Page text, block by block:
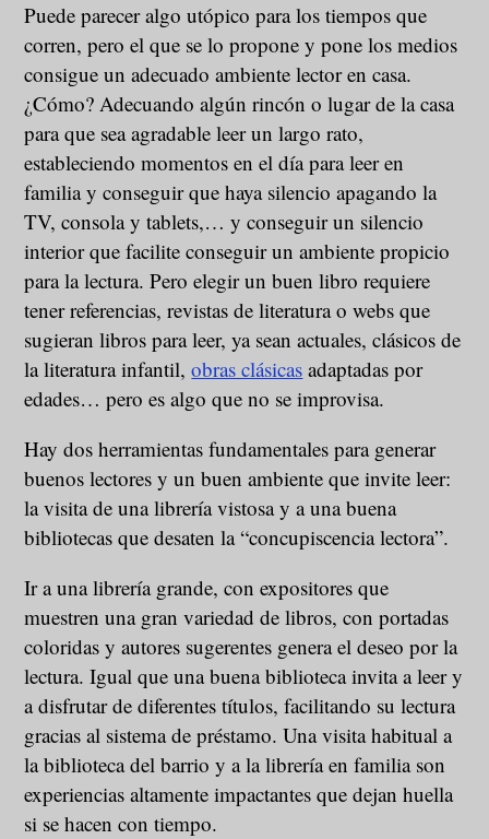
Puede parecer algo utópico para los tiempos que
corren, pero el que se lo propone y pone los medios
consigue un adecuado ambiente lector en casa.
¿Cómo? Adecuando algún rincón o lugar de la casa
para que sea agradable leer un largo rato,
estableciendo momentos en el día para leer en
familia y conseguir que haya silencio apagando la
TV, consola y tablets,… y conseguir un silencio
interior que facilite conseguir un ambiente propicio
para la lectura. Pero elegir un buen libro requiere
tener referencias, revistas de literatura o webs que
sugieran libros para leer, ya sean actuales, clásicos de
la literatura infantil,obras clásicas adaptadas por
edades… pero es algo que no se improvisa.
Hay dos herramientas fundamentales para generar
buenos lectores y un buen ambiente que invite leer:
la visita de una librería vistosa y a una buena
bibliotecas que desaten la “concupiscencia lectora”.
Ir a una librería grande, con expositores que
muestren una gran variedad de libros, con portadas
coloridas y autores sugerentes genera el deseo por la
lectura. Igual que una buena biblioteca invita a leer y
a disfrutar de diferentes títulos, facilitando su lectura
gracias al sistema de préstamo. Una visita habitual a
la biblioteca del barrio y a la librería en familia son
experiencias altamente impactantes que dejan huella
si se hacen con tiempo.